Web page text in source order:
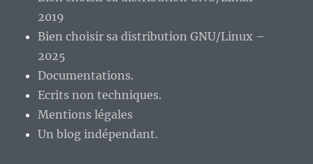
2019
Bien choisir sa distribution GNU/Linux –
2025
Documentations.
Ecrits non techniques.
Mentions légales
Un blog indépendant.